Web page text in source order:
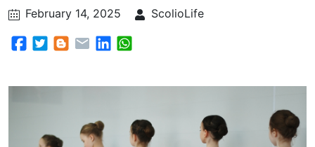
February 14, 2025 ScolioLife